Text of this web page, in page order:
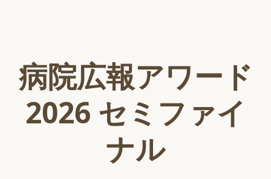
病院広報アワード
2026 セミファイ
ナル